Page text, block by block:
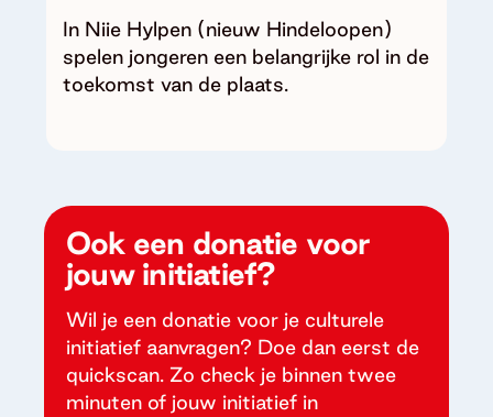
In Niie Hylpen (nieuw Hindeloopen)
spelen jongeren een belangrijke rol in de
toekomst van de plaats.
Ook een donatie voor
jouw initiatief?
Wil je een donatie voor je culturele
initiatief aanvragen? Doe dan eerst de
quickscan. Zo check je binnen twee
minuten of jouw initiatief in